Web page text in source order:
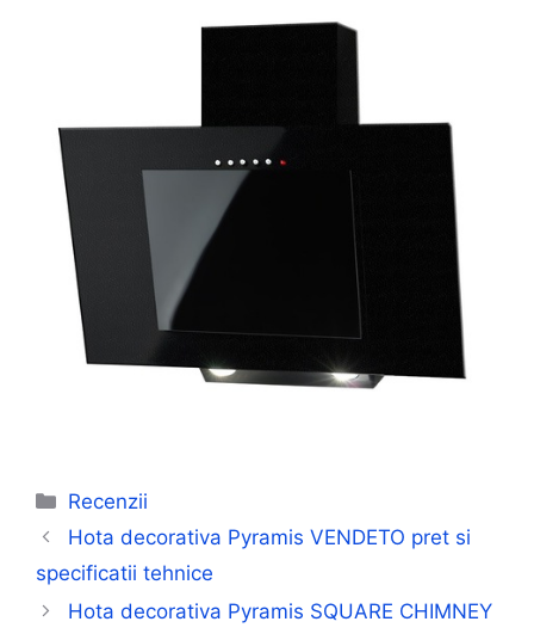
Categorii
Recenzii
Hota decorativa Pyramis VENDETO pret si
specificatii tehnice
Hota decorativa Pyramis SQUARE CHIMNEY